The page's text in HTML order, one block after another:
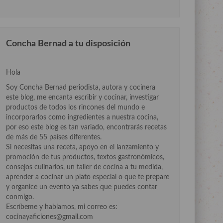
Concha Bernad a tu disposición
Hola
Soy Concha Bernad periodista, autora y cocinera
este blog, me encanta escribir y cocinar, investigar
productos de todos los rincones del mundo e
incorporarlos como ingredientes a nuestra cocina,
por eso este blog es tan variado, encontrarás recetas
de más de 55 países diferentes.
Si necesitas una receta, apoyo en el lanzamiento y
promoción de tus productos, textos gastronómicos,
consejos culinarios, un taller de cocina a tu medida,
aprender a cocinar un plato especial o que te prepare
y organice un evento ya sabes que puedes contar
conmigo.
Escríbeme y hablamos, mi correo es:
cocinayaficiones@gmail.com